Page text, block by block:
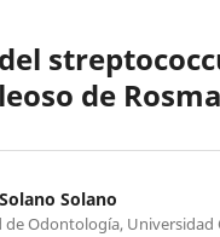
de
Solano
Odontología, Universidad